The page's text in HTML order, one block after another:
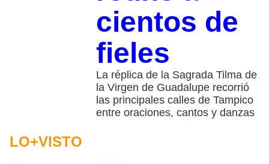
cientos de
fieles
La réplica de la Sagrada Tilma de
la Virgen de Guadalupe recorrió
las principales calles de Tampico
entre oraciones, cantos y danzas
LO+VISTO